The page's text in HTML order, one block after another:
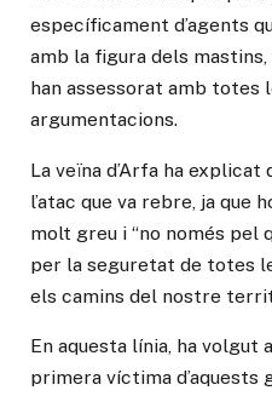
específicament d’agents
amb la figura dels
han assessorat amb totes
argumentacions.
La veïna d’Arfa ha
l’atac que va rebre, ja que
molt greu i “no només pel
per la seguretat de totes
els camins del nostre
En aquesta línia, ha volgut
primera víctima d’aquests